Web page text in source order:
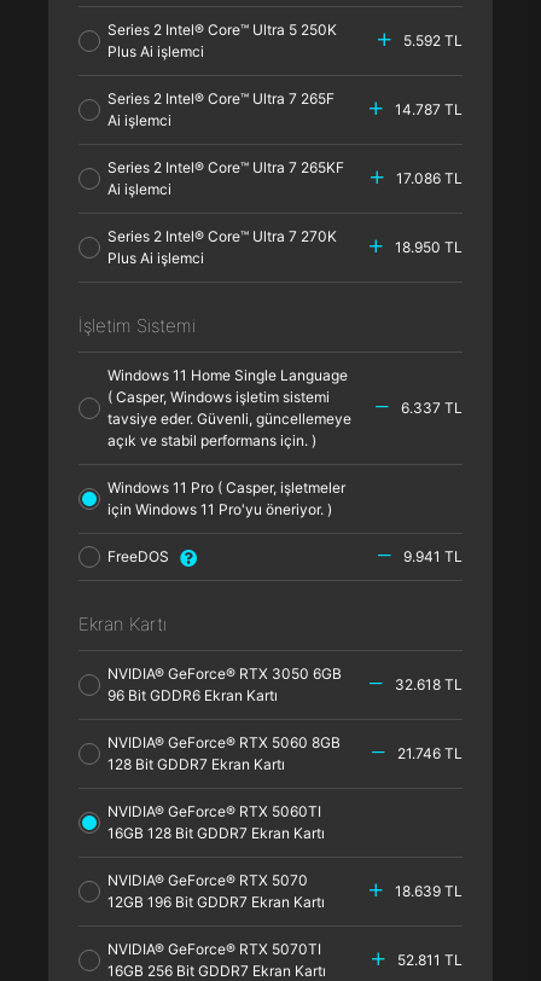
Series 2 Intel® Core™ Ultra 5 250K
Plus Ai işlemci
5.592 TL
Series 2 Intel® Core™ Ultra 7 265F
Ai işlemci
14.787 TL
Series 2 Intel® Core™ Ultra 7 265KF
Ai işlemci
17.086 TL
Series 2 Intel® Core™ Ultra 7 270K
Plus Ai işlemci
18.950 TL
İşletim Sistemi
Windows 11 Home Single Language
( Casper, Windows işletim sistemi
tavsiye eder. Güvenli, güncellemeye
açık ve stabil performans için. )
6.337 TL
Windows 11 Pro ( Casper, işletmeler
için Windows 11 Pro'yu öneriyor. )
FreeDOS 9.941 TL
Ekran Kartı
NVIDIA® GeForce® RTX 3050 6GB
96 Bit GDDR6 Ekran Kartı
32.618 TL
NVIDIA® GeForce® RTX 5060 8GB
128 Bit GDDR7 Ekran Kartı
21.746 TL
NVIDIA® GeForce® RTX 5060TI
16GB 128 Bit GDDR7 Ekran Kartı
NVIDIA® GeForce® RTX 5070
12GB 196 Bit GDDR7 Ekran Kartı
18.639 TL
NVIDIA® GeForce® RTX 5070TI
16GB 256 Bit GDDR7 Ekran Kartı
52.811 TL